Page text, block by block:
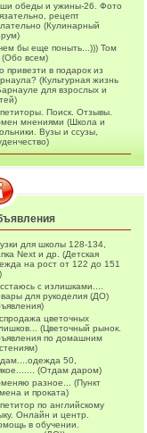
обеды и ужины-26. Фото
рецепт
(Кулинарный
бы еще поныть...))) Том
(Обо всем)
привезти в подарок из
(Культурная жизнь
для взрослых и
Поиск. Отзывы.
мнениями (Школа и
Вузы и ссузы,
для школы 128-134,
Next и др. (Детская
на рост от 122 до 151
с излишками....
для рукоделия (ДО)
цветочных
(Цветочный рынок.
по домашним
50,
(Отдам даром)
разное... (Пункт
и проката)
по английскому
Онлайн и центр.
в обучении.